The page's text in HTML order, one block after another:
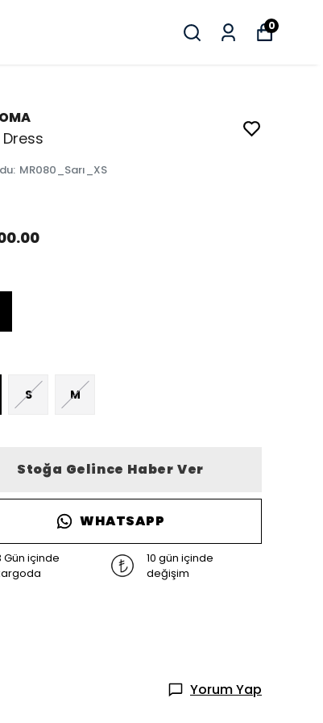
0
: MR080_Sarı_XS
S M
Stoğa Gelince Haber Ver
WHATSAPP
Gün içinde
10 gün içinde
değişim
Yorum Yap